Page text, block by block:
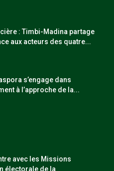
: Timbi-Madina partage
aux acteurs des quatre...
s’engage dans
à l’approche de la...
avec les Missions
électorale de la